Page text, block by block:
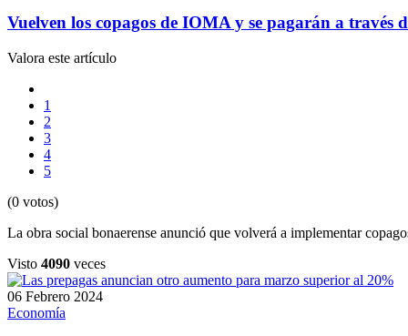
Vuelven los copagos de IOMA y se pagarán a
Valora este artículo
1
2
3
4
5
(0 votos)
La obra social bonaerense anunció que volverá a implementar
Visto 4090 veces
06 Febrero 2024
Economía